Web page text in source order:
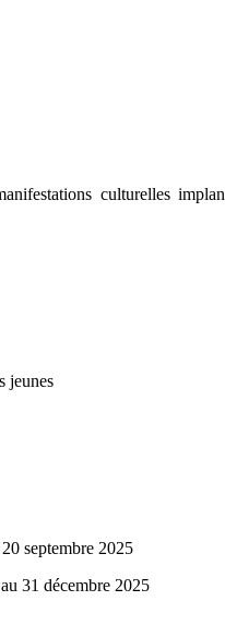
culturelles
jeunes
septembre 2025
31 décembre 2025